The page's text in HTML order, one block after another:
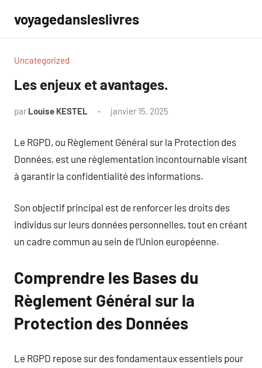
contenu
voyagedansleslivres
Uncategorized
Les enjeux et avantages.
par Louise KESTEL janvier 15, 2025
Le RGPD, ou Règlement Général sur la Protection des
Données, est une réglementation incontournable visant
à garantir la confidentialité des informations.
Son objectif principal est de renforcer les droits des
individus sur leurs données personnelles, tout en créant
un cadre commun au sein de l’Union européenne.
Comprendre les Bases du
Règlement Général sur la
Protection des Données
Le RGPD repose sur des fondamentaux essentiels pour